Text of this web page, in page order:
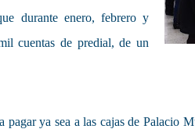
durante enero, febrero y
cuentas de predial, de un
pagar ya sea a las cajas de Palacio